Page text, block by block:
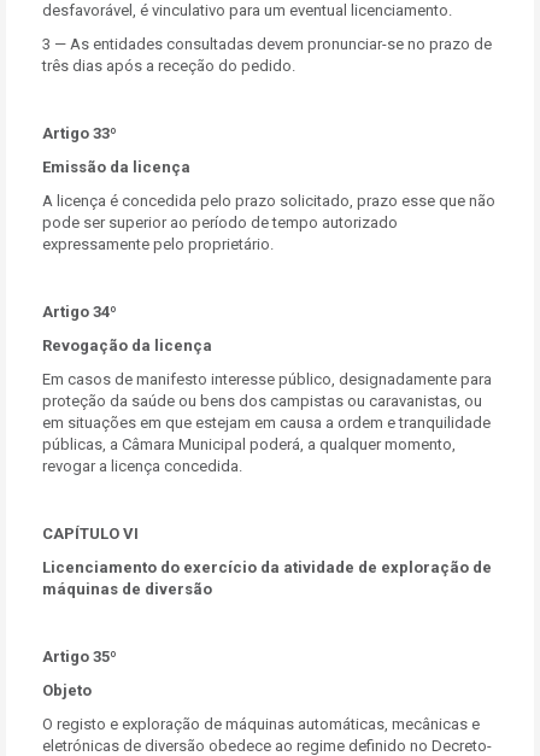
desfavorável, é vinculativo para um eventual licenciamento.
3 — As entidades consultadas devem pronunciar-se no prazo de
três dias após a receção do pedido.
Artigo 33º
Emissão da licença
A licença é concedida pelo prazo solicitado, prazo esse que não
pode ser superior ao período de tempo autorizado
expressamente pelo proprietário.
Artigo 34º
Revogação da licença
Em casos de manifesto interesse público, designadamente para
proteção da saúde ou bens dos campistas ou caravanistas, ou
em situações em que estejam em causa a ordem e tranquilidade
públicas, a Câmara Municipal poderá, a qualquer momento,
revogar a licença concedida.
CAPÍTULO VI
Licenciamento do exercício da atividade de exploração de
máquinas de diversão
Artigo 35º
Objeto
O registo e exploração de máquinas automáticas, mecânicas e
eletrónicas de diversão obedece ao regime definido no Decreto-